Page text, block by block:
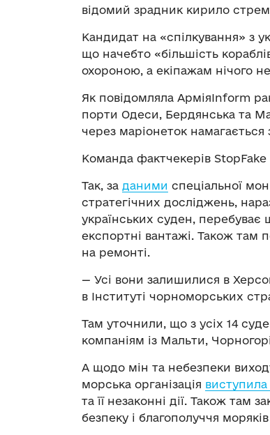
відомий зрадник кирило
Кандидат на «спілкування» з
що начебто «більшість
охороною, а екіпажам нічого
Як повідомляла АрміяInform
порти Одеси, Бердянська та
через маріонеток
Команда фактчекерів
Так, за даними спеціальної
стратегічних досліджень,
українських суден, перебуває
експортні вантажі. Також там
на ремонті.
— Усі вони залишилися в
в Інституті чорноморських
Там уточнили, що з усіх 14
компаніям із Мальти,
А щодо мін та небезпеки
морська організація
та її незаконні дії. Також там
безпеку і благополуччя